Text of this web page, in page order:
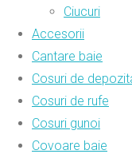
Ciucuri
Accesorii
Cantare baie
Cosuri de
Cosuri de rufe
Cosuri gunoi
Covoare baie